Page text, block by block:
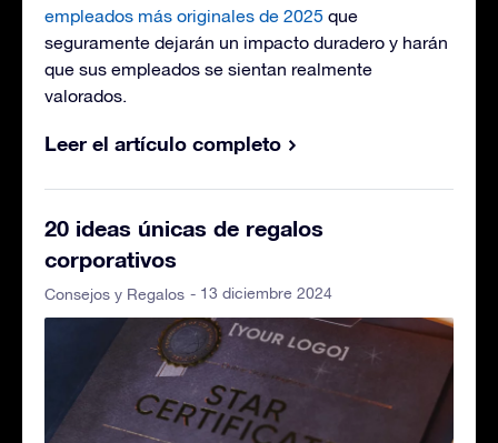
empleados más originales de 2025 que
seguramente dejarán un impacto duradero y harán
que sus empleados se sientan realmente
valorados.
Leer el artículo completo
20 ideas únicas de regalos
corporativos
Consejos y Regalos - 13 diciembre 2024